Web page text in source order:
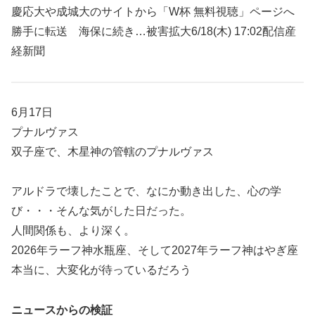
慶応大や成城大のサイトから「W杯 無料視聴」ページへ
勝手に転送 海保に続き…被害拡大6/18(木) 17:02配信産
経新聞
6月17日
プナルヴァス
双子座で、木星神の管轄のプナルヴァス
アルドラで壊したことで、なにか動き出した、心の学
び・・・そんな気がした日だった。
人間関係も、より深く。
2026年ラーフ神水瓶座、そして2027年ラーフ神はやぎ座
本当に、大変化が待っているだろう
ニュースからの検証